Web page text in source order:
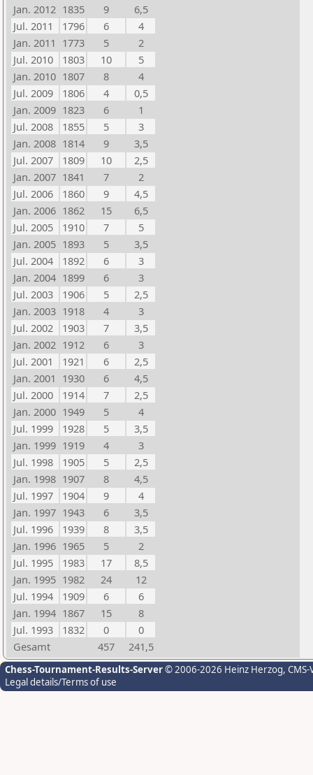
Jan. 2012 1835 9
6,5
Jul. 2011
1796 6
4
Jan. 2011 1773 5
2
Jul. 2010
1803 10
5
Jan. 2010 1807 8
4
Jul. 2009
1806 4
0,5
Jan. 2009 1823 6
1
Jul. 2008
1855 5
3
Jan. 2008 1814 9
3,5
Jul. 2007
1809 10
2,5
Jan. 2007 1841 7
2
Jul. 2006
1860 9
4,5
Jan. 2006 1862 15
6,5
Jul. 2005
1910 7
5
Jan. 2005 1893 5
3,5
Jul. 2004
1892 6
3
Jan. 2004 1899 6
3
Jul. 2003
1906 5
2,5
Jan. 2003 1918 4
3
Jul. 2002
1903 7
3,5
Jan. 2002 1912 6
3
Jul. 2001
1921 6
2,5
Jan. 2001 1930 6
4,5
Jul. 2000
1914 7
2,5
Jan. 2000 1949 5
4
Jul. 1999
1928 5
3,5
Jan. 1999 1919 4
3
Jul. 1998
1905 5
2,5
Jan. 1998 1907 8
4,5
Jul. 1997
1904 9
4
Jan. 1997 1943 6
3,5
Jul. 1996
1939 8
3,5
Jan. 1996 1965 5
2
Jul. 1995
1983 17
8,5
Jan. 1995 1982 24
12
Jul. 1994
1909 6
6
Jan. 1994 1867 15
8
Jul. 1993
1832 0
0
Gesamt
457 241,5
Chess-Tournament-Results-Server© 2006-2026 Heinz Herzog,
Legal details/Terms of use